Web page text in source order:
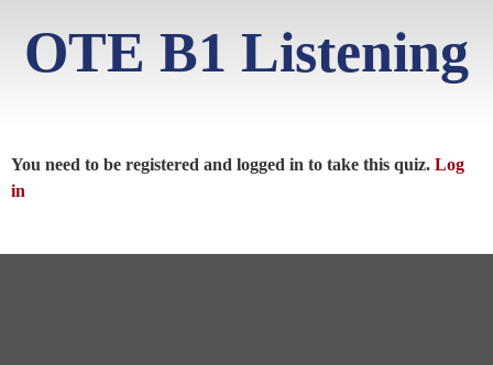
OTE B1 Listening
You need to be registered and logged in to take this quiz. Log
in